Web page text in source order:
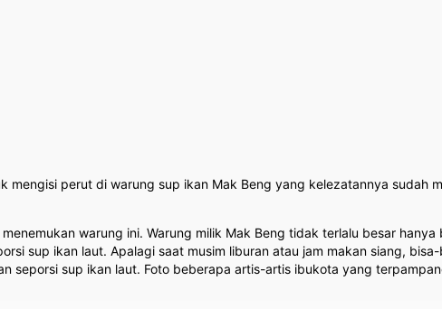
perut di warung sup ikan Mak Beng yang kelezatannya sudah
warung ini. Warung milik Mak Beng tidak terlalu besar hanya
sup ikan laut. Apalagi saat musim liburan atau jam makan siang,
seporsi sup ikan laut. Foto beberapa artis-artis ibukota yang